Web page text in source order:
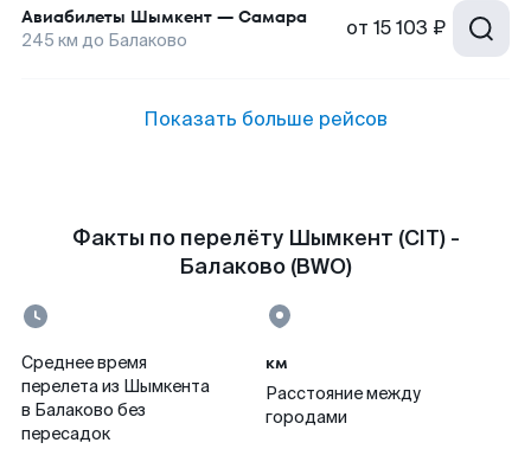
Авиабилеты Шымкент — Самара
245 км до Балаково от 15 103 ₽
Показать больше рейсов
Факты по перелёту Шымкент (CIT) -
Балаково (BWO)
Среднее время
перелета из Шымкента
в Балаково без
пересадок
км
Расстояние между
городами